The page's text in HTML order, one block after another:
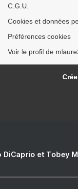
C.G.U.
Cookies et données
Préférences cookies
Voir le profil de
DiCaprio et Tobey